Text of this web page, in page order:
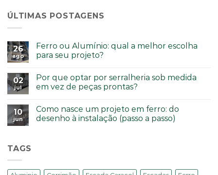
ÚLTIMAS POSTAGENS
26
ago
Ferro ou Alumínio: qual a melhor escolha
para seu projeto?
02
jul
Por que optar por serralheria sob medida
em vez de peças prontas?
10
jun
Como nasce um projeto em ferro: do
desenho à instalação (passo a passo)
TAGS